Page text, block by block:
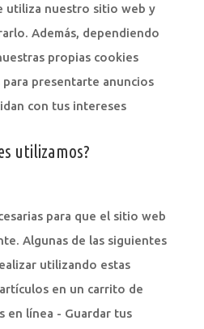
utiliza nuestro sitio web y
Además, dependiendo
propias cookies
presentarte anuncios
con tus intereses
utilizamos?
para que el sitio web
Algunas de las siguientes
utilizando estas
en un carrito de
en línea - Guardar tus